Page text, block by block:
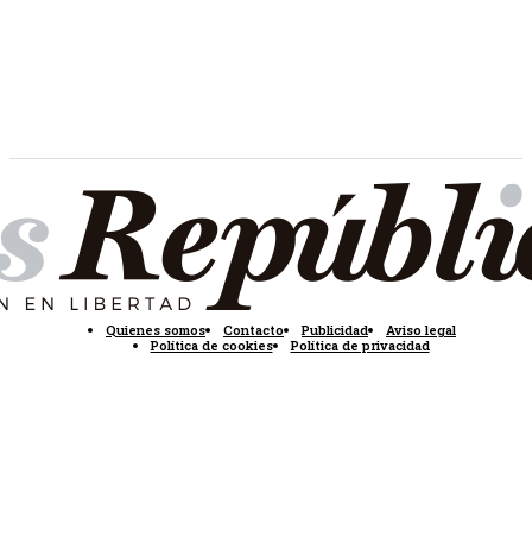
Quienes somos Contacto Publicidad
Aviso legal
Política de cookies
Política de privacidad